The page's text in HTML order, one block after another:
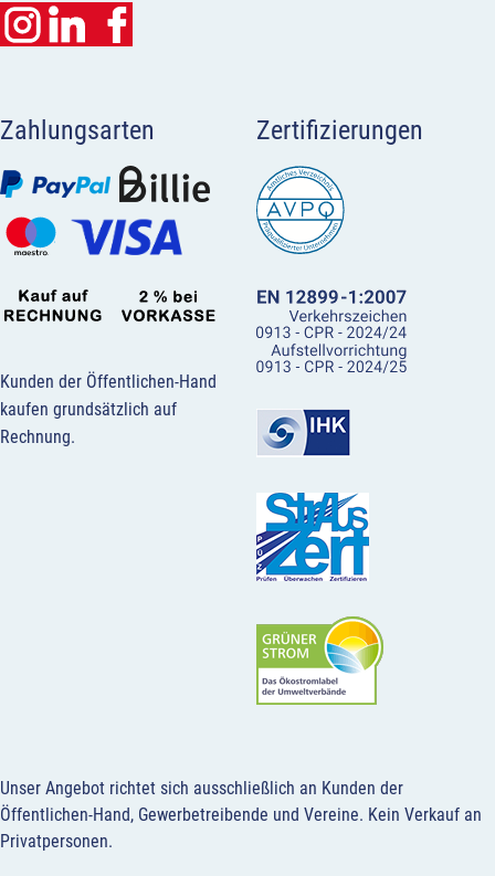
Zahlungsarten
Kunden der Öffentlichen-Hand
kaufen grundsätzlich auf
Rechnung.
Zertifizierungen
Unser Angebot richtet sich ausschließlich an Kunden der
Öffentlichen-Hand, Gewerbetreibende und Vereine. Kein Verkauf an
Privatpersonen.